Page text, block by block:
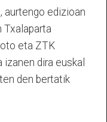
aurtengo edizioan
Txalaparta
eta ZTK
dira euskal
den bertatik